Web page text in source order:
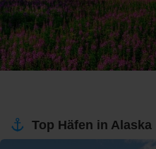
Top Häfen in Alaska